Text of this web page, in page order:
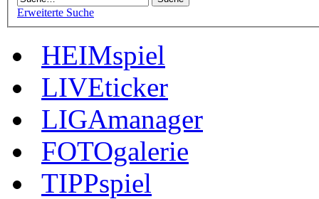
Erweiterte Suche
HEIMspiel
LIVEticker
LIGAmanager
FOTOgalerie
TIPPspiel